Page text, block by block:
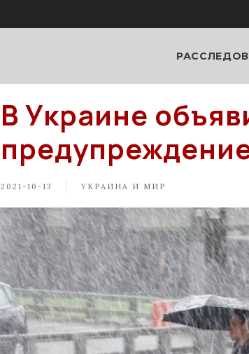
В Украине
2021-10-13 УКРАИНА И МИР